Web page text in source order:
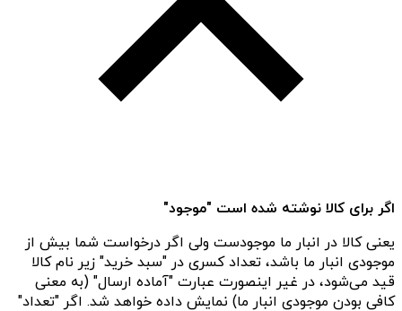
اگر برای کالا نوشته شده است "موجود"
یعنی کالا در انبار ما موجودست ولی اگر درخواست شما بیش از
موجودی انبار ما باشد، تعداد کسری در "سبد خرید" زیر نام کالا
قید می‌شود، در غیر اینصورت عبارت "آماده ارسال" (به معنی
کافی بودن موجودی انبار ما) نمایش داده خواهد شد. اگر "تعداد"